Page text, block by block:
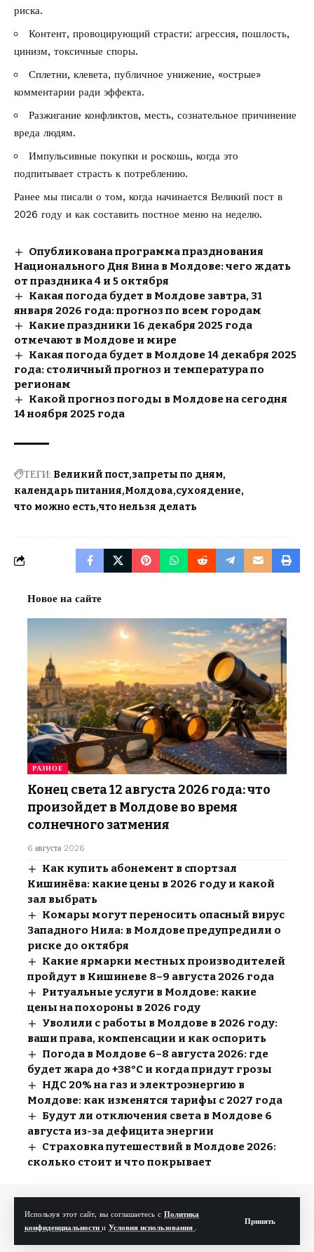
Используя этот сайт, вы соглашаетесь с Политика
конфиденциальности и Условия использования .
Принять
риска.
Контент, провоцирующий страсти: агрессия, пошлость,
цинизм, токсичные споры.
Сплетни, клевета, публичное унижение, «острые»
комментарии ради эффекта.
Разжигание конфликтов, месть, сознательное причинение
вреда людям.
Импульсивные покупки и роскошь, когда это
подпитывает страсть к потреблению.
Ранее мы писали о том, когда начинается Великий пост в
2026 году и как составить постное меню на неделю.
Опубликована программа празднования
Национального Дня Вина в Молдове: чего ждать
от праздника 4 и 5 октября
Какая погода будет в Молдове завтра, 31
января 2026 года: прогноз по всем городам
Какие праздники 16 декабря 2025 года
отмечают в Молдове и мире
Какая погода будет в Молдове 14 декабря 2025
года: столичный прогноз и температура по
регионам
Какой прогноз погоды в Молдове на сегодня
14 ноября 2025 года
ТЕГИ: Великий пост запреты по дням
календарь питания Молдова сухоядение
что можно есть что нельзя делать
Новое на сайте
РАЗНОЕ
Конец света 12 августа 2026 года: что
произойдет в Молдове во время
солнечного затмения
6 августа 2026
Как купить абонемент в спортзал
Кишинёва: какие цены в 2026 году и какой
зал выбрать
Комары могут переносить опасный вирус
Западного Нила: в Молдове предупредили о
риске до октября
Какие ярмарки местных производителей
пройдут в Кишиневе 8–9 августа 2026 года
Ритуальные услуги в Молдове: какие
цены на похороны в 2026 году
Уволили с работы в Молдове в 2026 году:
ваши права, компенсации и как оспорить
Погода в Молдове 6–8 августа 2026: где
будет жара до +38°C и когда придут грозы
НДС 20% на газ и электроэнергию в
Молдове: как изменятся тарифы с 2027 года
Будут ли отключения света в Молдове 6
августа из-за дефицита энергии
Страховка путешествий в Молдове 2026:
сколько стоит и что покрывает
Полезные ссылки